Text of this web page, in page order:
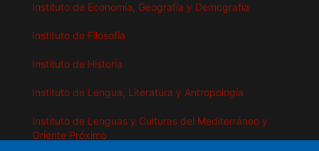
Instituto de Economía, Geografía y Demografía
Instituto de Filosofía
Instituto de Historia
Instituto de Lengua, Literatura y Antropología
Instituto de Lenguas y Culturas del Mediterráneo y
Oriente Próximo